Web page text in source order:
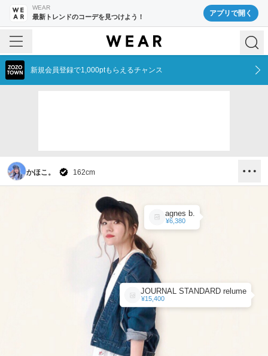
WEAR
最新トレンドのコーデを見つけよう！ アプリで開く
新規会員登録で1,000ptもらえるチャンス
かほこ。 162cm
JOURNAL STANDARD relume
¥15,400
agnes b.
¥6,380